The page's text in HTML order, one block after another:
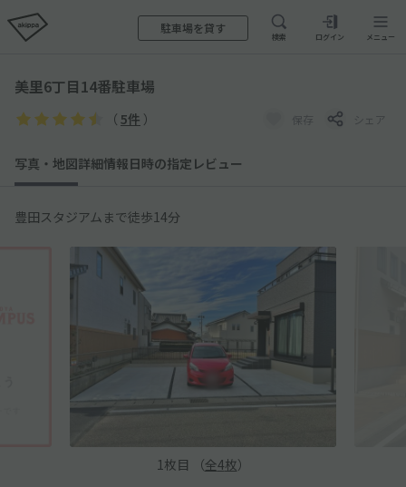
駐車場を貸す
検索 ログイン メニュー
美里6丁目14番駐車場
（ 5件 ） 保存 シェア
写真・地図詳細情報日時の指定 レビュー
豊田スタジアムまで徒歩14分
1 枚目 （全4枚）